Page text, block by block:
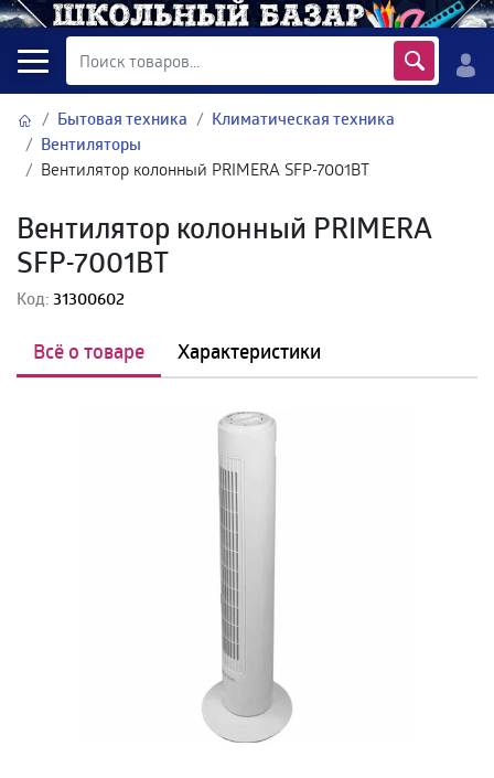
Бытовая техника
Климатическая техника
Вентиляторы
Вентилятор колонный PRIMERA SFP-7001BT
Вентилятор колонный PRIMERA
SFP-7001BT
Код:31300602
Всё о товаре Характеристики